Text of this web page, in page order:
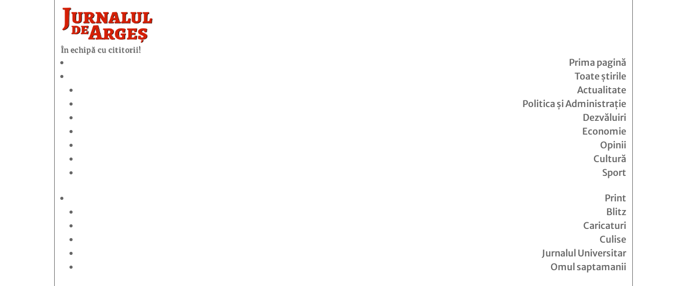
În echipă cu cititorii!
Prima pagină
Toate știrile
Actualitate
Politica și Administrație
Dezvăluiri
Economie
Opinii
Cultură
Sport
Print
Blitz
Caricaturi
Culise
Jurnalul Universitar
Omul saptamanii